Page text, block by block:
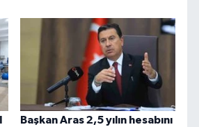
Başkan Aras 2,5 yılın hesabını